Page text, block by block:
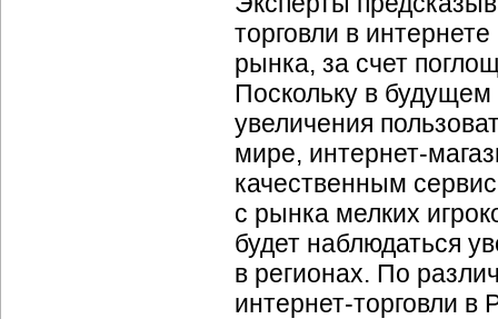
торговли в
рынка, за счет
Поскольку в будущем
увеличения
мире, интернет-
качественным
с рынка мелких
будет наблюдаться
в регионах. По
интернет-торговли в